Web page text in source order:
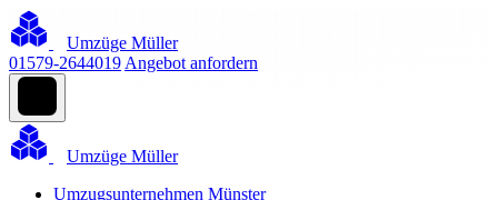
Umzüge Müller
01579-2644019 Angebot anfordern
Umzüge Müller
Umzugsunternehmen Münster